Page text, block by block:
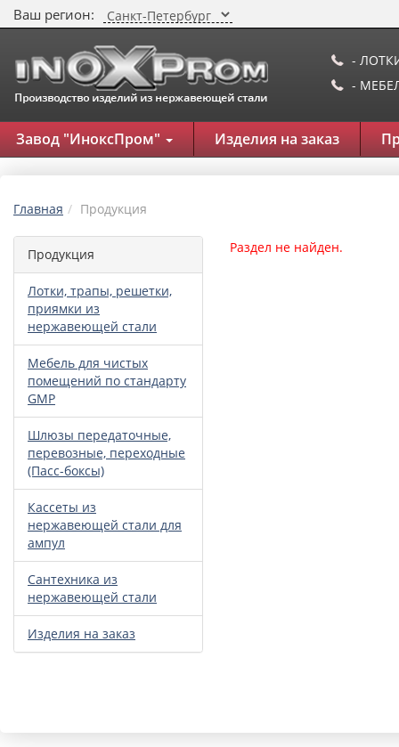
Ваш регион:
-
-
Завод "ИноксПром" Изделия на заказ
Главная Продукция
Продукция
Лотки, трапы, решетки,
приямки из
нержавеющей стали
Мебель для чистых
помещений по стандарту
GMP
Шлюзы передаточные,
перевозные, переходные
(Пасс-боксы)
Кассеты из
нержавеющей стали для
ампул
Сантехника из
нержавеющей стали
Изделия на заказ
Раздел не найден.